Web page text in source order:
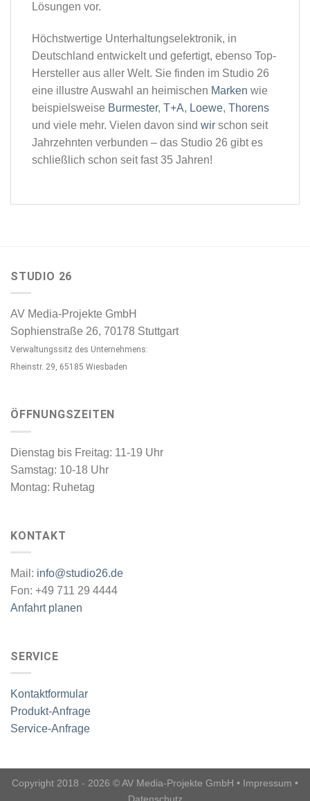
Lösungen vor.
Höchstwertige Unterhaltungselektronik, in
Deutschland entwickelt und gefertigt, ebenso Top-
Hersteller aus aller Welt. Sie finden im Studio 26
eine illustre Auswahl an heimischen Marken wie
beispielsweise Burmester, T+A, Loewe, Thorens
und viele mehr. Vielen davon sind wir schon seit
Jahrzehnten verbunden – das Studio 26 gibt es
schließlich schon seit fast 35 Jahren!
STUDIO 26
AV Media-Projekte GmbH
Sophienstraße 26, 70178 Stuttgart
Verwaltungssitz des Unternehmens:
Rheinstr. 29, 65185 Wiesbaden
ÖFFNUNGSZEITEN
Dienstag bis Freitag: 11-19 Uhr
Samstag: 10-18 Uhr
Montag: Ruhetag
KONTAKT
Mail: info@studio26.de
Fon: +49 711 29 4444
Anfahrt planen
SERVICE
Kontaktformular
Produkt-Anfrage
Service-Anfrage
Copyright 2018 - 2026 © AV Media-Projekte GmbH • Impressum •